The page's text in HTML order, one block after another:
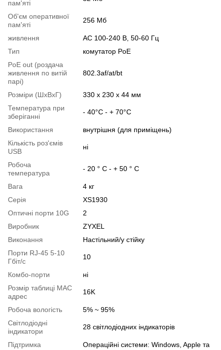
пам'яті
Об'єм оперативної
пам'яті
256 Мб
живлення
AC 100-240 В, 50-60 Гц
Тип
комутатор PoE
PoE out (роздача
живлення по витій
парі)
802.3af/at/bt
Розміри (ШxВxГ)
330 x 230 x 44 мм
Температура при
зберіганні
- 40°C - + 70°C
Використання
внутрішня (для приміщень)
Кількість роз'ємів
USB
ні
Робоча
температура
- 20 ° С - + 50 ° С
Вага
4 кг
Серія
XS1930
Оптичні порти 10G
2
Виробник
ZYXEL
Виконання
Настільний/у стійку
Порти RJ-45 5-10
Гбіт/с
10
Комбо-порти
ні
Розмір таблиці MAC
адрес
16K
Робоча вологість
5% ~ 95%
Світлодіодні
індикатори
28 світлодіодних індикаторів
Підтримка
Операційні системи: Windows, Apple та